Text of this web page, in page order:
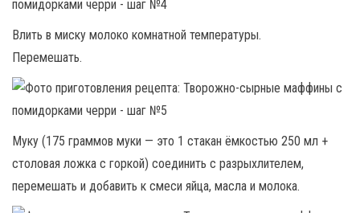
Влить в миску молоко комнатной температуры.
Перемешать.
Муку (175 граммов муки — это 1 стакан ёмкостью 250 мл +
столовая ложка с горкой) соединить с разрыхлителем,
перемешать и добавить к смеси яйца, масла и молока.